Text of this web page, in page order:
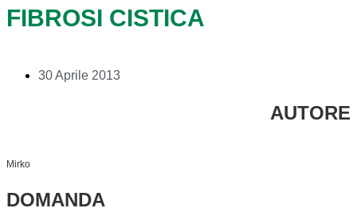
FIBROSI CISTICA
30 Aprile 2013
AUTORE
Mirko
DOMANDA